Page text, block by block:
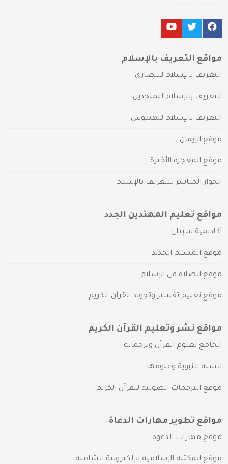
مواقع التعريف بالإسلام
التعريف بالإسلام للنصارى
التعريف بالإسلام للملحدين
التعريف بالإسلام للهندوس
موقع الإيمان
موقع المعجزة الأخيرة
الحوار المباشر للتعريف بالإسلام
مواقع تعليم المهتدين الجدد
أكاديمية سبيلي
موقع المسلم الجديد
موقع الصلاة في الإسلام
موقع تعليم تفسير وتجويد القرآن الكريم
مواقع نشر وتعليم القرآن الكريم
الجامع لعلوم القرآن وترجماته
السنة النبوية وعلومها
موقع الترجمات الصوتية للقرآن الكريم
مواقع تطوير مهارات الدعاة
موقع مهارات الدعوة
موقع المكتبة الإسلامية الإلكترونية الشاملة